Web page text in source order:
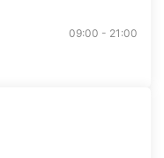
09:00 - 21:00